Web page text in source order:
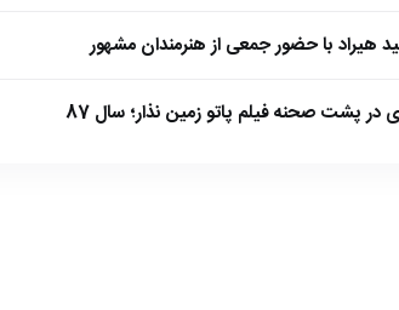
با حضور جمعی از هنرمندان مشهور
در پشت صحنه فیلم پاتو زمین نذار؛ سال 87